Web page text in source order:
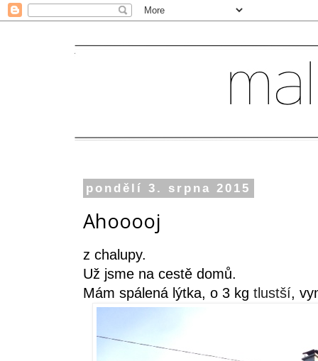
pondělí 3. srpna 2015
Ahooooj
z chalupy.
Už jsme na cestě domů.
Mám spálená lýtka, o 3 kg tlustší,